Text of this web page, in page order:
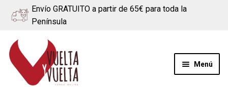
Envío GRATUITO a partir de 65€ para toda la
Península
Ir
a
navegación
Ir
al
contenido
Menú